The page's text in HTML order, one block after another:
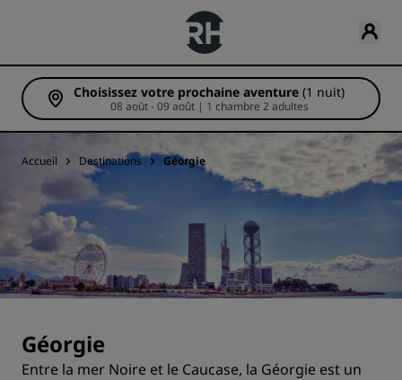
Choisissez votre prochaine aventure (1 nuit)
08 août - 09 août | 1 chambre 2 adultes
Accueil Destinations Géorgie
Géorgie
Entre la mer Noire et le Caucase, la Géorgie est un